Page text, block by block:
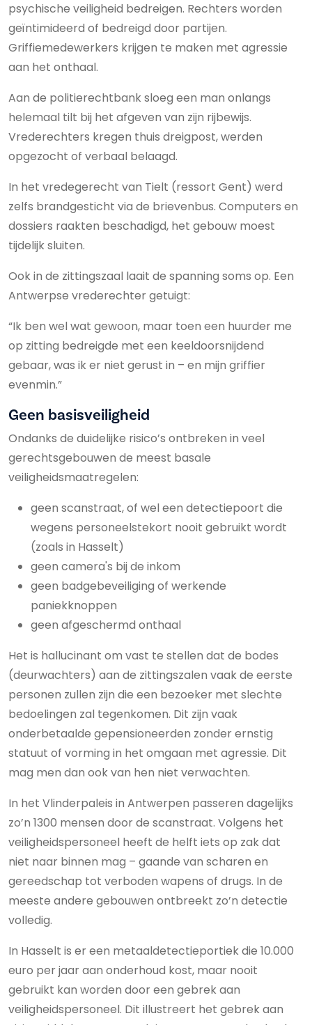
psychische veiligheid bedreigen. Rechters worden
geïntimideerd of bedreigd door partijen.
Griffiemedewerkers krijgen te maken met agressie
aan het onthaal.
Aan de politierechtbank sloeg een man onlangs
helemaal tilt bij het afgeven van zijn rijbewijs.
Vrederechters kregen thuis dreigpost, werden
opgezocht of verbaal belaagd.
In het vredegerecht van Tielt (ressort Gent) werd
zelfs brandgesticht via de brievenbus. Computers en
dossiers raakten beschadigd, het gebouw moest
tijdelijk sluiten.
Ook in de zittingszaal laait de spanning soms op. Een
Antwerpse vrederechter getuigt:
“Ik ben wel wat gewoon, maar toen een huurder me
op zitting bedreigde met een keeldoorsnijdend
gebaar, was ik er niet gerust in – en mijn griffier
evenmin.”
Geen basisveiligheid
Ondanks de duidelijke risico’s ontbreken in veel
gerechtsgebouwen de meest basale
veiligheidsmaatregelen:
geen scanstraat, of wel een detectiepoort die
wegens personeelstekort nooit gebruikt wordt
(zoals in Hasselt)
geen camera's bij de inkom
geen badgebeveiliging of werkende
paniekknoppen
geen afgeschermd onthaal
Het is hallucinant om vast te stellen dat de bodes
(deurwachters) aan de zittingszalen vaak de eerste
personen zullen zijn die een bezoeker met slechte
bedoelingen zal tegenkomen. Dit zijn vaak
onderbetaalde gepensioneerden zonder ernstig
statuut of vorming in het omgaan met agressie. Dit
mag men dan ook van hen niet verwachten.
In het Vlinderpaleis in Antwerpen passeren dagelijks
zo’n 1300 mensen door de scanstraat. Volgens het
veiligheidspersoneel heeft de helft iets op zak dat
niet naar binnen mag – gaande van scharen en
gereedschap tot verboden wapens of drugs. In de
meeste andere gebouwen ontbreekt zo’n detectie
volledig.
In Hasselt is er een metaaldetectieportiek die 10.000
euro per jaar aan onderhoud kost, maar nooit
gebruikt kan worden door een gebrek aan
veiligheidspersoneel. Dit illustreert het gebrek aan